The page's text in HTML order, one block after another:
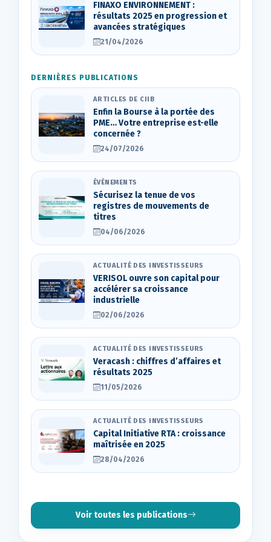
FINAXO ENVIRONNEMENT :
résultats 2025 en progression et
avancées stratégiques
21/04/2026
DERNIÈRES PUBLICATIONS
ARTICLES DE CIIB
Enfin la Bourse à la portée des
PME… Votre entreprise est-elle
concernée ?
24/07/2026
ÉVÈNEMENTS
Sécurisez la tenue de vos
registres de mouvements de
titres
04/06/2026
ACTUALITÉ DES INVESTISSEURS
VERISOL ouvre son capital pour
accélérer sa croissance
industrielle
02/06/2026
ACTUALITÉ DES INVESTISSEURS
Veracash : chiffres d’affaires et
résultats 2025
11/05/2026
ACTUALITÉ DES INVESTISSEURS
Capital Initiative RTA : croissance
maîtrisée en 2025
28/04/2026
Voir toutes les publications